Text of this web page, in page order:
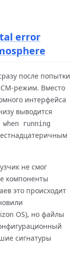
error
после попытки
режим. Вместо
интерфейса
выводится
running
не смог
компоненты
это происходит
OS), но файлы
сигнатуры